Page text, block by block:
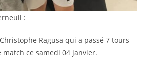
:
Ragusa qui a passé 7 tours
ce samedi 04 janvier.